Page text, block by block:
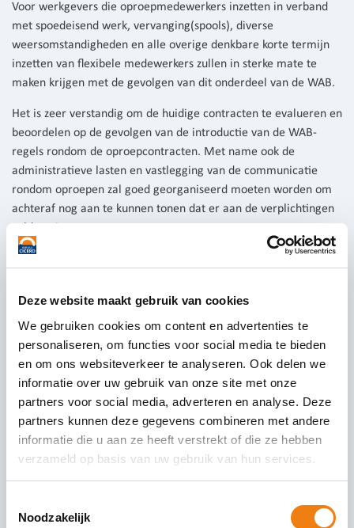
Deze website maakt gebruik van cookies
We gebruiken cookies om content en advertenties te
personaliseren, om functies voor social media te bieden
en om ons websiteverkeer te analyseren. Ook delen we
informatie over uw gebruik van onze site met onze
partners voor social media, adverteren en analyse. Deze
partners kunnen deze gegevens combineren met andere
informatie die u aan ze heeft verstrekt of die ze hebben
verzameld op basis van uw gebruik van hun services.
Noodzakelijk
Voor werkgevers die oproepmedewerkers inzetten in verband
met spoedeisend werk, vervanging(spools), diverse
weersomstandigheden en alle overige denkbare korte termijn
inzetten van flexibele medewerkers zullen in sterke mate te
maken krijgen met de gevolgen van dit onderdeel van de WAB.
Het is zeer verstandig om de huidige contracten te evalueren en
beoordelen op de gevolgen van de introductie van de WAB-
regels rondom de oproepcontracten. Met name ook de
administratieve lasten en vastlegging van de communicatie
rondom oproepen zal goed georganiseerd moeten worden om
achteraf nog aan te kunnen tonen dat er aan de verplichtingen
Met name in het kader van de loondoorbetalingsplicht die kan
zodanig doorgevoerd zijn.
Bijzonder voor uitzenders
Uitzendovereenkomsten Fase A of 1/2 voor tijdelijke duur met
stilzwijgende verlenging (bijvoorbeeld week-contracten) met
nul-uren en uitsluiting loondoorbetaling krijgen niet alleen te
maken met deze nieuwe regels rondom oproepcontracten.
De nieuwe ABU cao en de nieuwe NBBU cao worden per 30-12-
2019 van kracht.
In deze nieuwe cao’s zijn nieuwe regels opgenomen t.a.v. deze
tweede, tijdelijke contract bij eenzelfde opdrachtgever een